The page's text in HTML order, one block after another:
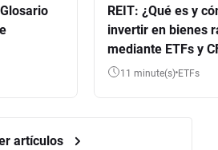
REIT: ¿Qué es y
invertir en bienes
mediante ETFs y
11 minute(s) ETFs
artículos